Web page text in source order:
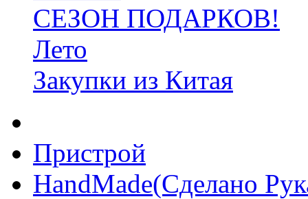
СЕЗОН ПОДАРКОВ!
Лето
Закупки из Китая
Пристрой
HandMade(Сделано